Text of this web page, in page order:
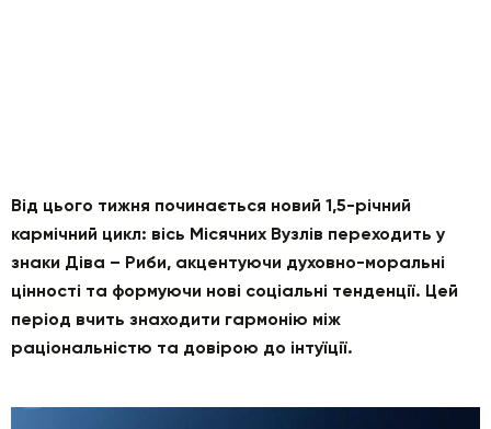
Від цього тижня починається новий 1,5-річний
кармічний цикл: вісь Місячних Вузлів переходить у
знаки Діва – Риби, акцентуючи духовно-моральні
цінності та формуючи нові соціальні тенденції. Цей
період вчить знаходити гармонію між
раціональністю та довірою до інтуїції.